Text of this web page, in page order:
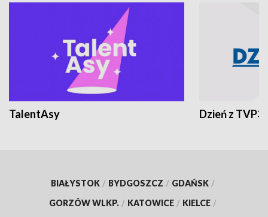
TalentAsy Dzień z TVP3
BIAŁYSTOK / BYDGOSZCZ / GDAŃSK /
GORZÓW WLKP. / KATOWICE / KIELCE /